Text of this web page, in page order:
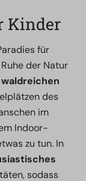
Kinder
für
der Natur
waldreichen
des
im
Indoor-
zu tun. In
sodass